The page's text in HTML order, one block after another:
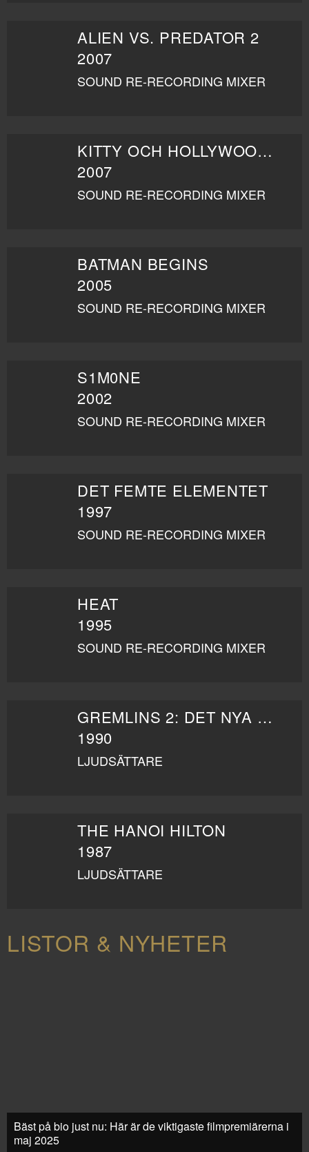
ALIEN VS. PREDATOR 2
2007
SOUND RE-RECORDING MIXER
KITTY OCH HOLLYWOODMYSTERIET
2007
SOUND RE-RECORDING MIXER
BATMAN BEGINS
2005
SOUND RE-RECORDING MIXER
S1M0NE
2002
SOUND RE-RECORDING MIXER
DET FEMTE ELEMENTET
1997
SOUND RE-RECORDING MIXER
HEAT
1995
SOUND RE-RECORDING MIXER
GREMLINS 2: DET NYA GÄNGET
1990
LJUDSÄTTARE
THE HANOI HILTON
1987
LJUDSÄTTARE
LISTOR & NYHETER
Bäst på bio just nu: Här är de viktigaste filmpremiärerna i
maj 2025